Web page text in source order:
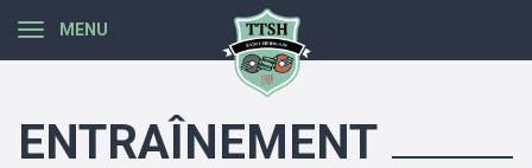
MENU
ENTRAÎNEMENT